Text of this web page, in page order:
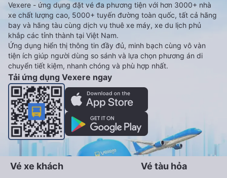
Vexere - ứng dụng đặt vé đa phương tiện với hơn 3000+ nhà
xe chất lượng cao, 5000+ tuyến đường toàn quốc, tất cả hãng
bay và hãng tàu cùng dịch vụ thuê xe máy, xe du lịch phủ
khắp các tỉnh thành tại Việt Nam.
Ứng dụng hiển thị thông tin đầy đủ, minh bạch cùng vô vàn
tiện ích giúp người dùng so sánh và lựa chọn phương án di
chuyển tiết kiệm, nhanh chóng và phù hợp nhất.
Tải ứng dụng Vexere ngay
Vé xe khách Vé tàu hỏa